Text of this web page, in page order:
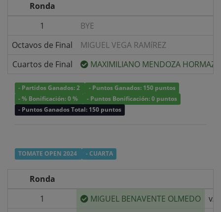
Ronda
1
BYE
Octavos de Final
MIGUEL VEGA RAMíREZ
Cuartos de Final
MAXIMILIANO MENDOZA
- Partidos Ganados: 2
- Puntos Ganados: 150 puntos
- % Bonificación: 0 %
- Puntos Bonificación: 0 puntos
- Puntos Ganados Total: 150 puntos
TOMATE OPEN 2024 - CUARTA
Ronda
1
MIGUEL BENAVENTE OLMEDO
v/s